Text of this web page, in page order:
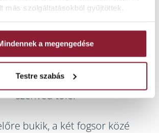
más szolgáltatásokból gyűjtöttek.
a megengedése
Testre szabás
nyelés – a rejtett ellenség
erő. Naponta ezerszer
egyes nyeléssel. Ha jól
észre sem veszi. Ha rosszul
a fogazat minden pillanatban
szenved tőle.
bukik, a két fogsor közé